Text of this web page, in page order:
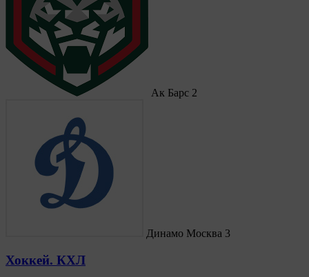
Ак Барс 2
Динамо Москва 3
Хоккей. КХЛ